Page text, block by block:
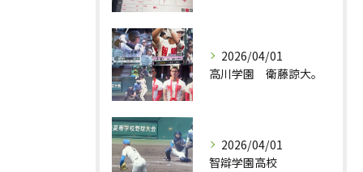
2026/04/01
高川学園 衛藤諒大。
2026/04/01
智辯学園高校